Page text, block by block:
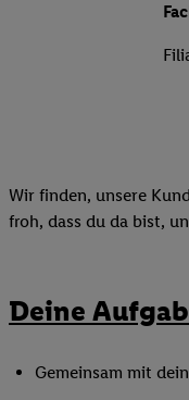
Wir finden, unsere
froh, dass du da bist,
Deine
Gemeinsam mit